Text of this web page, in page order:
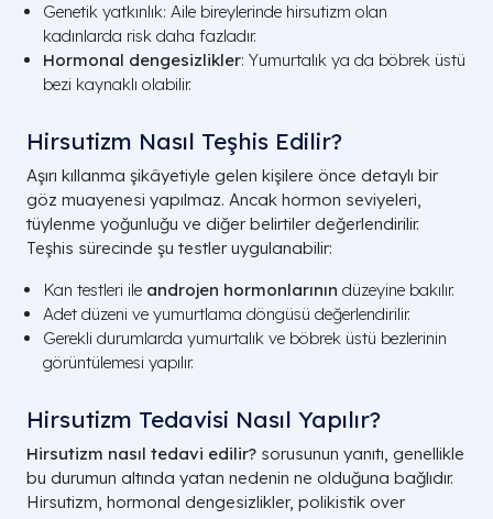
Genetik yatkınlık: Aile bireylerinde hirsutizm olan
kadınlarda risk daha fazladır.
Hormonal dengesizlikler: Yumurtalık ya da böbrek üstü
bezi kaynaklı olabilir.
Hirsutizm Nasıl Teşhis Edilir?
Aşırı kıllanma şikâyetiyle gelen kişilere önce detaylı bir
göz muayenesi yapılmaz. Ancak hormon seviyeleri,
tüylenme yoğunluğu ve diğer belirtiler değerlendirilir.
Teşhis sürecinde şu testler uygulanabilir:
Kan testleri ile androjen hormonlarının düzeyine bakılır.
Adet düzeni ve yumurtlama döngüsü değerlendirilir.
Gerekli durumlarda yumurtalık ve böbrek üstü bezlerinin
görüntülemesi yapılır.
Hirsutizm Tedavisi Nasıl Yapılır?
Hirsutizm nasıl tedavi edilir? sorusunun yanıtı, genellikle
bu durumun altında yatan nedenin ne olduğuna bağlıdır.
Hirsutizm, hormonal dengesizlikler, polikistik over